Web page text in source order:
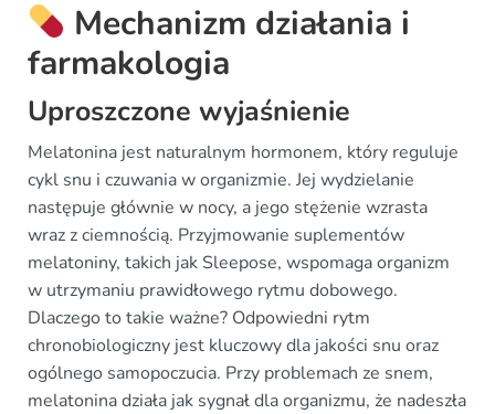
Mechanizm działania i
farmakologia
Uproszczone wyjaśnienie
Melatonina jest naturalnym hormonem, który reguluje
cykl snu i czuwania w organizmie. Jej wydzielanie
następuje głównie w nocy, a jego stężenie wzrasta
wraz z ciemnością. Przyjmowanie suplementów
melatoniny, takich jak Sleepose, wspomaga organizm
w utrzymaniu prawidłowego rytmu dobowego.
Dlaczego to takie ważne? Odpowiedni rytm
chronobiologiczny jest kluczowy dla jakości snu oraz
ogólnego samopoczucia. Przy problemach ze snem,
melatonina działa jak sygnał dla organizmu, że nadeszła